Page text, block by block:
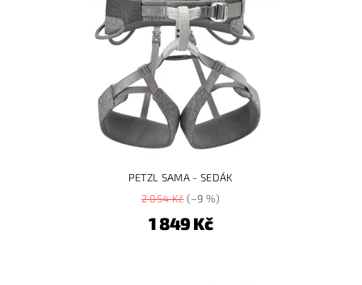
PETZL SAMA - SEDÁK
2 054 Kč(–9 %)
1 849 Kč